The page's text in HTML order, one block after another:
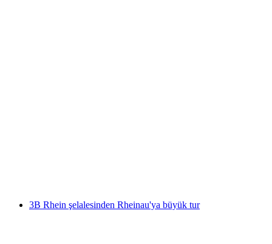
3B Rhein şelalesinden Rheinau'ya büyük tur